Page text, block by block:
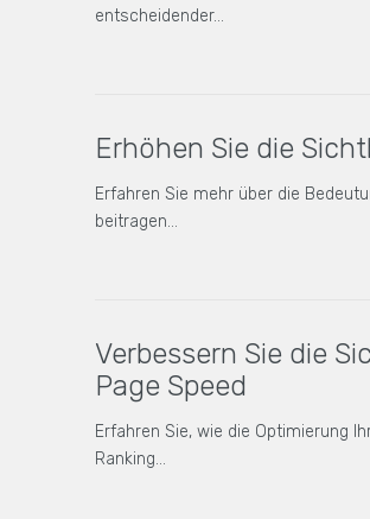
entscheidender…
Erhöhen Sie die
Erfahren Sie mehr über die
beitragen…
Verbessern Sie die
Page Speed
Erfahren Sie, wie die Optimierung
Ranking…